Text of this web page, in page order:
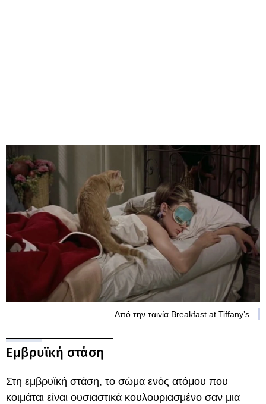
Από την ταινία Breakfast at Tiffany’s.
Eμβρυϊκή στάση
Στη εμβρυϊκή στάση, το σώμα ενός ατόμου που
κοιμάται είναι ουσιαστικά κουλουριασμένο σαν μια